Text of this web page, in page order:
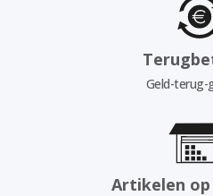
Geld-terug-
Artikelen